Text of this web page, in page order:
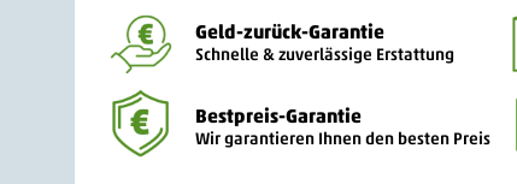
Geld-zurück-Garantie
Schnelle & zuverlässige Erstattung
Bestpreis-Garantie
Wir garantieren Ihnen den besten Preis